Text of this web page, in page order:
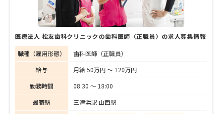
医療法人 松友歯科クリニックの歯科医師（正職員）の求人募集情報
職種（雇用形態）
歯科医師（正職員）
給与
月給 50万円 〜 120万円
勤務時間
08:30 〜 18:00
最寄駅
三津浜駅 山西駅